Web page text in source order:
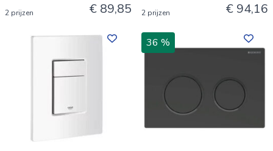
2 prijzen € 89,85 2 prijzen € 94,16
36 %